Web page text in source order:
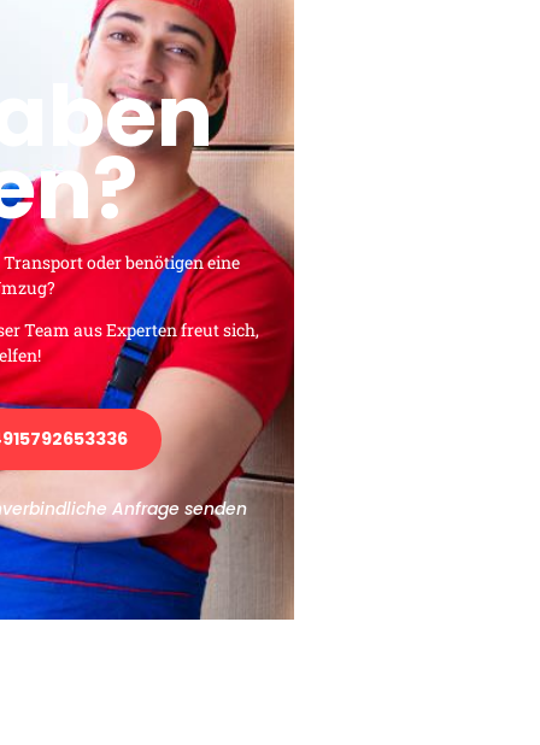
Transport oder benötigen eine
Team aus Experten freut sich,
Anfrage senden